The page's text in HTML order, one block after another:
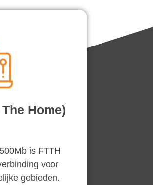
Home)
is FTTH
voor
gebieden.